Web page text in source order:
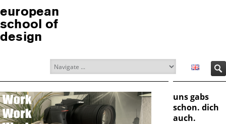
european
school of
design
uns gabs
schon. dich
auch.